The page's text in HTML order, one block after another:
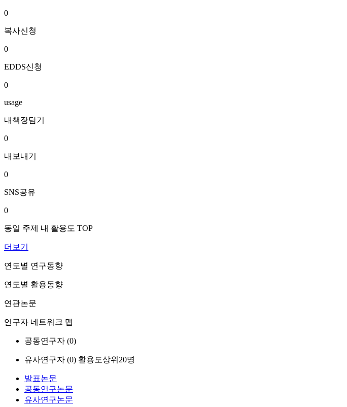
0
복사신청
0
EDDS신청
0
usage
내책장담기
0
내보내기
0
SNS공유
0
동일 주제 내 활용도 TOP
더보기
연도별 연구동향
연도별 활용동향
연관논문
연구자 네트워크 맵
공동연구자 (0)
유사연구자 (0) 활용도상위20명
발표논문
공동연구논문
유사연구논문